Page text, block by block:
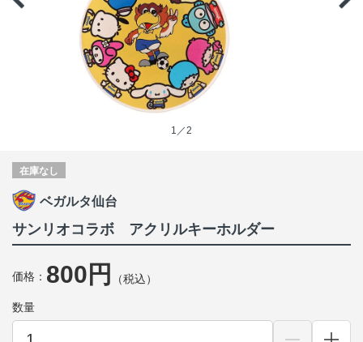
1／2
在庫なし
ベガルタ仙台
サンリオコラボ アクリルキーホルダー
価格： 800円 （税込）
数量